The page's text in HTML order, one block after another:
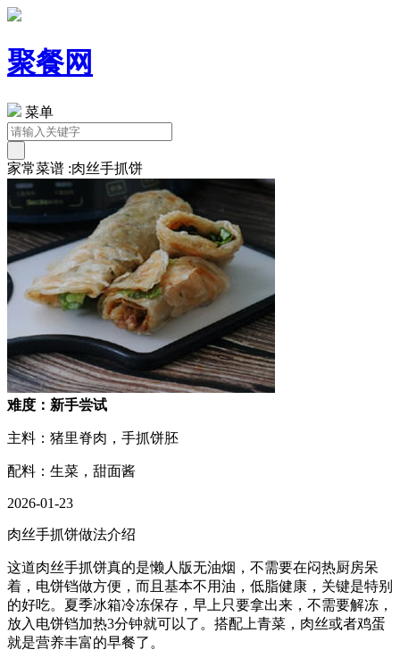
聚餐网
菜单
家常菜谱 :肉丝手抓饼
难度：新手尝试
主料：猪里脊肉，手抓饼胚
配料：生菜，甜面酱
2026-01-23
肉丝手抓饼做法介绍
这道肉丝手抓饼真的是懒人版无油烟，不需要在闷热厨房呆
着，电饼铛做方便，而且基本不用油，低脂健康，关键是特别
的好吃。夏季冰箱冷冻保存，早上只要拿出来，不需要解冻，
放入电饼铛加热3分钟就可以了。搭配上青菜，肉丝或者鸡蛋
就是营养丰富的早餐了。